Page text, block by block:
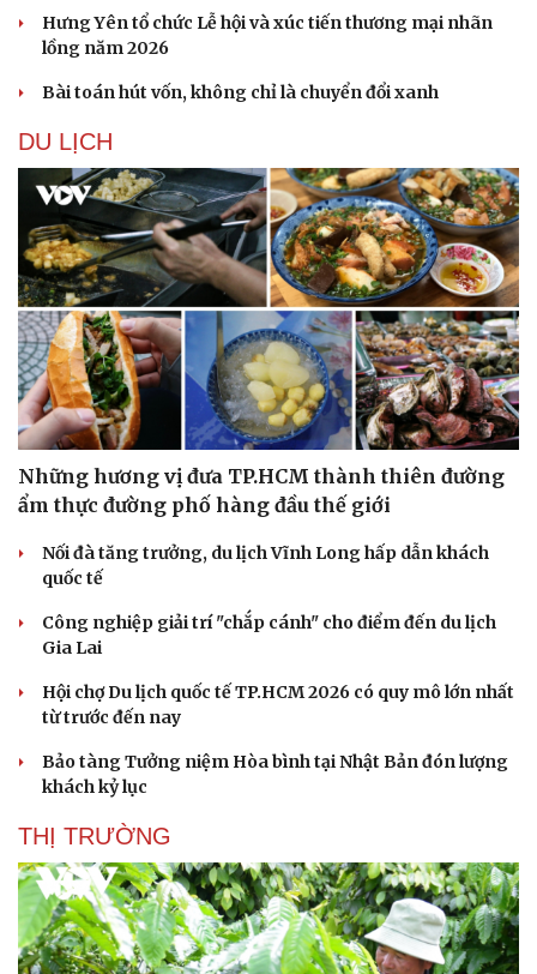
Sức khỏe
Dinh dưỡng - món ngon
Cây thuốc
Sản phụ khoa
Nhi khoa
Nam khoa
Làm đẹp - giảm cân
Phòng mạch online
Ăn sạch sống khỏe
Nhà đẹp
Blog
Tình yêu - Gia đình
Hưng Yên tổ chức Lễ hội và xúc tiến thương mại nhãn
lồng năm 2026
Bài toán hút vốn, không chỉ là chuyển đổi xanh
DU LỊCH
Những hương vị đưa TP.HCM thành thiên đường
ẩm thực đường phố hàng đầu thế giới
Nối đà tăng trưởng, du lịch Vĩnh Long hấp dẫn khách
quốc tế
Công nghiệp giải trí "chắp cánh" cho điểm đến du lịch
Gia Lai
Hội chợ Du lịch quốc tế TP.HCM 2026 có quy mô lớn nhất
từ trước đến nay
Bảo tàng Tưởng niệm Hòa bình tại Nhật Bản đón lượng
khách kỷ lục
THỊ TRƯỜNG